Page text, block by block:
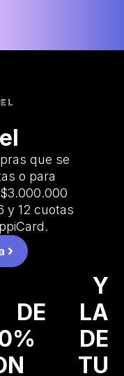
que se
o para
y 12 cuotas
Y
DE LA
DE
TU